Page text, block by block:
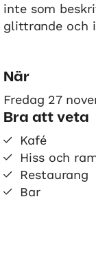
inte som
glittrande och
När
Fredag 27
Bra att veta
Kafé
Hiss och
Restaurang
Bar